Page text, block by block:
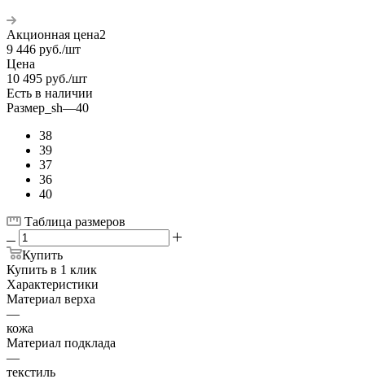
Акционная цена2
9 446 руб./шт
Цена
10 495 руб./шт
Есть в наличии
Размер_sh—40
38
39
37
36
40
Таблица размеров
Купить
Купить в 1 клик
Характеристики
Материал верха
—
кожа
Материал подклада
—
текстиль